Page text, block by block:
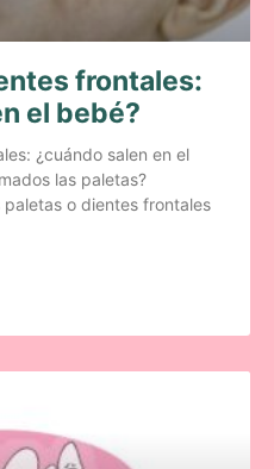
frontales:
el bebé?
¿cuándo salen en el
las paletas?
o dientes frontales